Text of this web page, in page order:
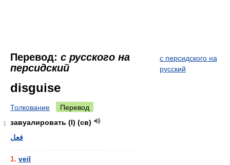
Перевод: с русского на
персидский
с персидского на
русский
disguise
Толкование Перевод
1
завуалировать (I) (св)
فعل
1. veil